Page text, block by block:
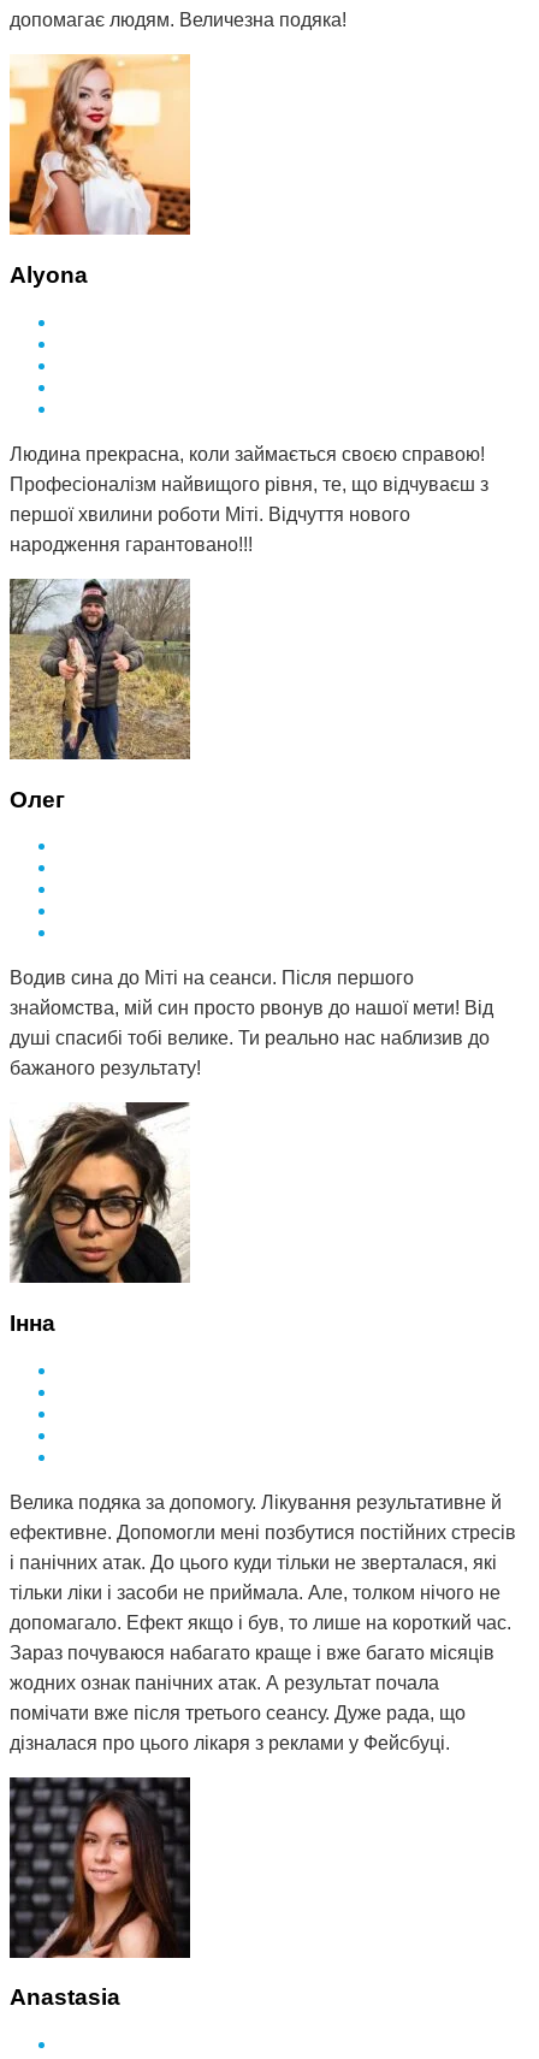
допомагає людям. Величезна подяка!
Alyona
Людина прекрасна, коли займається своєю справою!
Професіоналізм найвищого рівня, те, що відчуваєш з
першої хвилини роботи Міті. Відчуття нового
народження гарантовано!!!
Олег
Водив сина до Міті на сеанси. Після першого
знайомства, мій син просто рвонув до нашої мети! Від
душі спасибі тобі велике. Ти реально нас наблизив до
бажаного результату!
Інна
Велика подяка за допомогу. Лікування результативне й
ефективне. Допомогли мені позбутися постійних стресів
і панічних атак. До цього куди тільки не зверталася, які
тільки ліки і засоби не приймала. Але, толком нічого не
допомагало. Ефект якщо і був, то лише на короткий час.
Зараз почуваюся набагато краще і вже багато місяців
жодних ознак панічних атак. А результат почала
помічати вже після третього сеансу. Дуже рада, що
дізналася про цього лікаря з реклами у Фейсбуці.
Anastasia